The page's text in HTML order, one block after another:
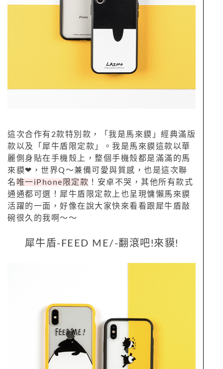
這次合作有2款特別款，「我是馬來貘」經典滿版
款以及「犀牛盾限定款」。我是馬來貘這款以華
麗側身貼在手機殼上，整個手機殼都是滿滿的馬
來貘❤ ，世界Q～兼備可愛與質感，也是這次聯
名 唯一iPhone限定款 ！安卓不哭，其他所有款式
通通都可選！犀牛盾限定款上也呈現慵懶馬來貘
活躍的一面，好像在說大家快來看看跟犀牛盾敲
碗很久的我啊～～
犀牛盾-FEED ME/-翻滾吧!來貘!